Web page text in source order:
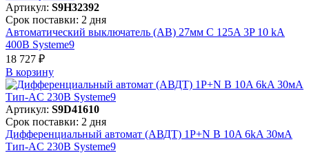
Артикул: S9H32392
Срок поставки: 2 дня
Автоматический выключатель (АВ) 27мм C 125A 3P 10 kA
400В Systeme9
18 727 ₽
В корзинy
Артикул: S9D41610
Срок поставки: 2 дня
Дифференциальный автомат (АВДТ) 1P+N B 10A 6kA 30мА
Тип-AC 230В Systeme9